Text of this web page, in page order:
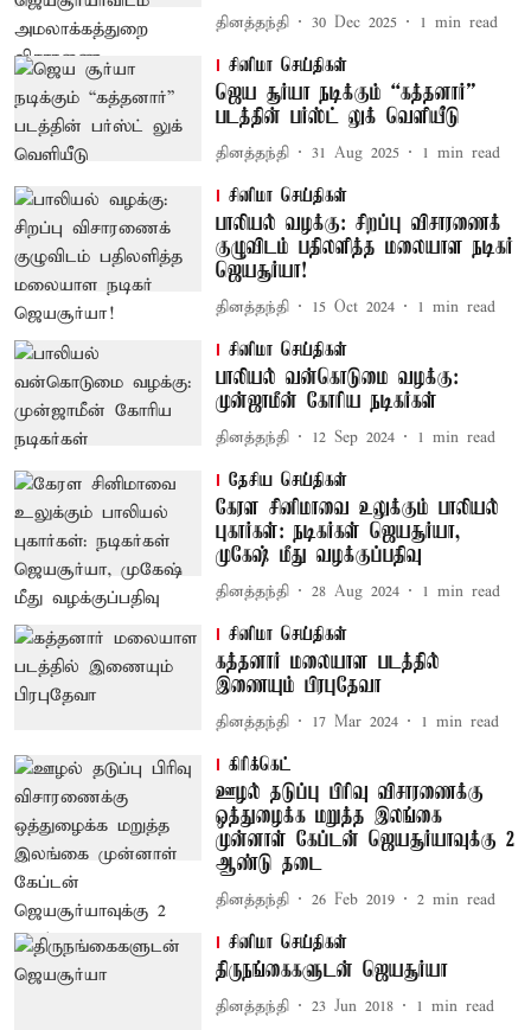
தினத்தந்தி 30 Dec 2025 1 min read
சினிமா செய்திகள்
ஜெய சூர்யா நடிக்கும் “கத்தனார்”
படத்தின் பர்ஸ்ட் லுக் வெளியீடு
தினத்தந்தி 31 Aug 2025 1 min read
சினிமா செய்திகள்
பாலியல் வழக்கு: சிறப்பு விசாரணைக்
குழுவிடம் பதிலளித்த மலையாள நடிகர்
ஜெயசூர்யா!
தினத்தந்தி 15 Oct 2024 1 min read
சினிமா செய்திகள்
பாலியல் வன்கொடுமை வழக்கு:
முன்ஜாமீன் கோரிய நடிகர்கள்
தினத்தந்தி 12 Sep 2024 1 min read
தேசிய செய்திகள்
கேரள சினிமாவை உலுக்கும் பாலியல்
புகார்கள்: நடிகர்கள் ஜெயசூர்யா,
முகேஷ் மீது வழக்குப்பதிவு
தினத்தந்தி 28 Aug 2024 1 min read
சினிமா செய்திகள்
கத்தனார் மலையாள படத்தில்
இணையும் பிரபுதேவா
தினத்தந்தி 17 Mar 2024 1 min read
கிரிக்கெட்
ஊழல் தடுப்பு பிரிவு விசாரணைக்கு
ஒத்துழைக்க மறுத்த இலங்கை
முன்னாள் கேப்டன் ஜெயசூர்யாவுக்கு 2
ஆண்டு தடை
தினத்தந்தி 26 Feb 2019 2 min read
சினிமா செய்திகள்
திருநங்கைகளுடன் ஜெயசூர்யா
தினத்தந்தி 23 Jun 2018 1 min read